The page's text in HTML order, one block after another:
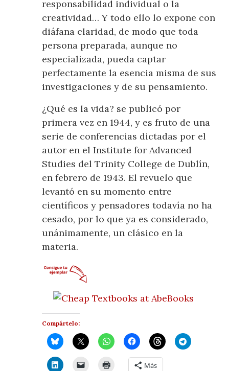
responsabilidad individual o la
creatividad… Y todo ello lo expone con
diáfana claridad, de modo que toda
persona preparada, aunque no
especializada, pueda captar
perfectamente la esencia misma de sus
investigaciones y de su pensamiento.
¿Qué es la vida? se publicó por
primera vez en 1944, y es fruto de una
serie de conferencias dictadas por el
autor en el Institute for Advanced
Studies del Trinity College de Dublín,
en febrero de 1943. El revuelo que
levantó en su momento entre
científicos y pensadores todavía no ha
cesado, por lo que ya es considerado,
unánimamente, un clásico en la
materia.
Compártelo:
Más